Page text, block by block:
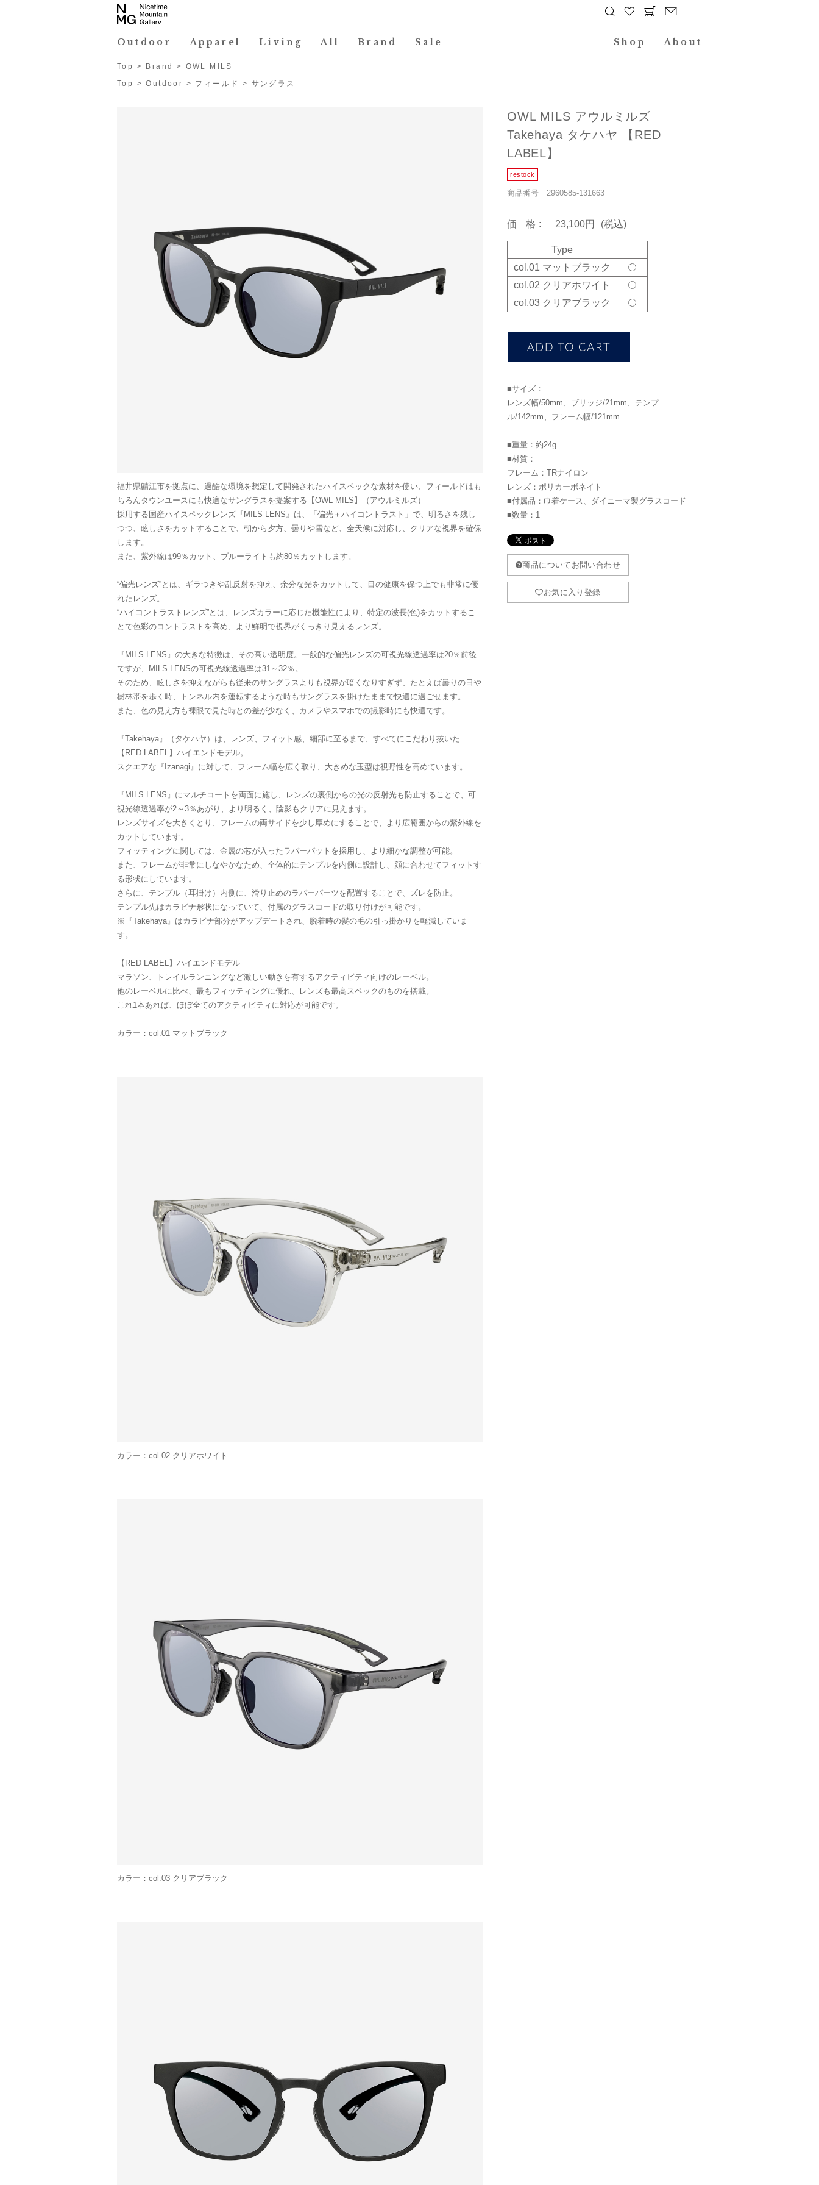
Outdoor Apparel Living All Brand Sale Shop About
Top > Brand > OWL MILS
Top
>Outdoor > フィールド > サングラス
OWL MILS アウルミルズ
Takehaya タケハヤ 【RED
LABEL】
商品番号 2960585-131663
価格 23,100円 (税込)
Type
col.01 マットブラック
col.02 クリアホワイト
col.03 クリアブラック
■サイズ：
レンズ幅/50mm、ブリッジ/21mm、テンプ
ル/142mm、フレーム幅/121mm
■重量：約24g
■材質：
フレーム：TRナイロン
レンズ：ポリカーボネイト
■付属品：巾着ケース、ダイニーマ製グラスコード
■数量：1
福井県鯖江市を拠点に、過酷な環境を想定して開発されたハイスペックな素材を使い、フィールドはも
ちろんタウンユースにも快適なサングラスを提案する【OWL MILS】（アウルミルズ）
採用する国産ハイスペックレンズ『MILS LENS』は、「偏光＋ハイコントラスト」で、明るさを残し
つつ、眩しさをカットすることで、朝から夕方、曇りや雪など、全天候に対応し、クリアな視界を確保
します。
また、紫外線は99％カット、ブルーライトも約80％カットします。
“偏光レンズ”とは、ギラつきや乱反射を抑え、余分な光をカットして、目の健康を保つ上でも非常に優
れたレンズ。
“ハイコントラストレンズ”とは、レンズカラーに応じた機能性により、特定の波長(色)をカットするこ
とで色彩のコントラストを高め、より鮮明で視界がくっきり見えるレンズ。
『MILS LENS』の大きな特徴は、その高い透明度。一般的な偏光レンズの可視光線透過率は20％前後
ですが、MILS LENSの可視光線透過率は31～32％。
そのため、眩しさを抑えながらも従来のサングラスよりも視界が暗くなりすぎず、たとえば曇りの日や
樹林帯を歩く時、トンネル内を運転するような時もサングラスを掛けたままで快適に過ごせます。
また、色の見え方も裸眼で見た時との差が少なく、カメラやスマホでの撮影時にも快適です。
『Takehaya』（タケハヤ）は、レンズ、フィット感、細部に至るまで、すべてにこだわり抜いた
【RED LABEL】ハイエンドモデル。
スクエアな『Izanagi』に対して、フレーム幅を広く取り、大きめな玉型は視野性を高めています。
『MILS LENS』にマルチコートを両面に施し、レンズの裏側からの光の反射光も防止することで、可
視光線透過率が2～3％あがり、より明るく、陰影もクリアに見えます。
レンズサイズを大きくとり、フレームの両サイドを少し厚めにすることで、より広範囲からの紫外線を
カットしています。
フィッティングに関しては、金属の芯が入ったラバーパットを採用し、より細かな調整が可能。
また、フレームが非常にしなやかなため、全体的にテンプルを内側に設計し、顔に合わせてフィットす
る形状にしています。
さらに、テンプル（耳掛け）内側に、滑り止めのラバーパーツを配置することで、ズレを防止。
テンプル先はカラビナ形状になっていて、付属のグラスコードの取り付けが可能です。
※『Takehaya』はカラビナ部分がアップデートされ、脱着時の髪の毛の引っ掛かりを軽減していま
す。
【RED LABEL】ハイエンドモデル
マラソン、トレイルランニングなど激しい動きを有するアクティビティ向けのレーベル。
他のレーベルに比べ、最もフィッティングに優れ、レンズも最高スペックのものを搭載。
これ1本あれば、ほぼ全てのアクティビティに対応が可能です。
カラー：col.01 マットブラック
カラー：col.02 クリアホワイト
カラー：col.03 クリアブラック